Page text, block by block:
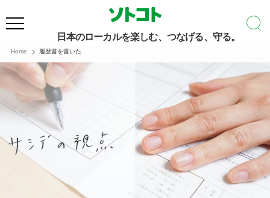
日本のローカルを楽しむ、つなげる、守る。
Home 履歴書を書いた